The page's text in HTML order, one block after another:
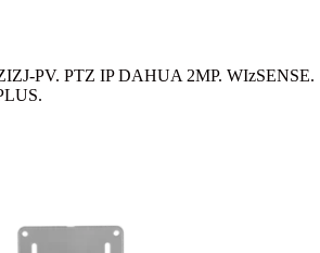
PV. PTZ IP DAHUA 2MP. WIzSENSE.